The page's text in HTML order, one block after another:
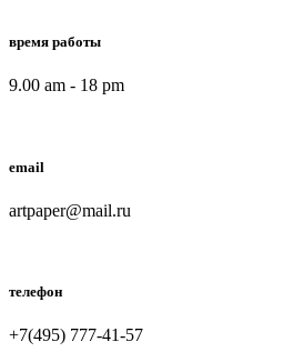
время работы
9.00 am - 18 pm
email
artpaper@mail.ru
телефон
+7(495) 777-41-57